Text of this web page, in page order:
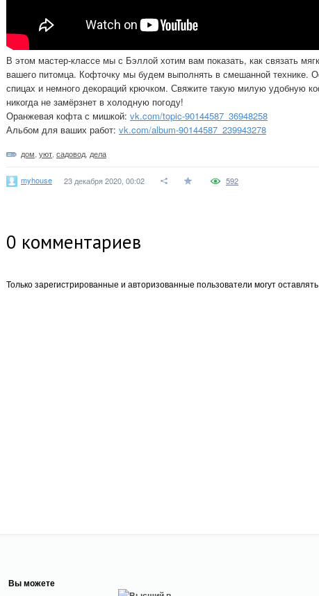
В этом мастер-классе мы с Бэллой хотим вам показать, как связать
вашего питомца. Кофточку мы будем выполнять в смешанной технике.
спицах и немного декораций крючком. Свяжите такую милую удобную
никогда не замёрзнет в холодную погоду!
Оранжевая кофта с мишкой: vk.com/topic-90144587_36948258
Альбом для ваших работ: vk.com/album-90144587_239943278
дом уют садовод дела
myhouse 23 декабря 2020, 00:02 592
0 комментариев
Только зарегистрированные и авторизованные пользователи могут
Вы можете